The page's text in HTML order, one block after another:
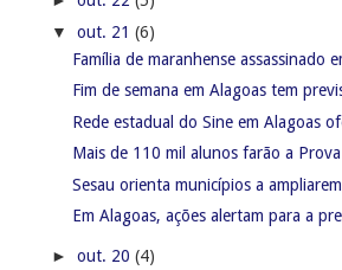
► out. 18 (2)
►out. 17(5)
►out. 16(7)
►out. 15(1)
►out. 14(3)
►out. 13(7)
►out. 12(2)
► out. 11 (12)